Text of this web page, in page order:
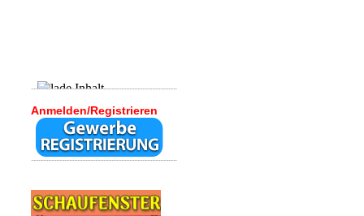
Anmelden/Registrieren